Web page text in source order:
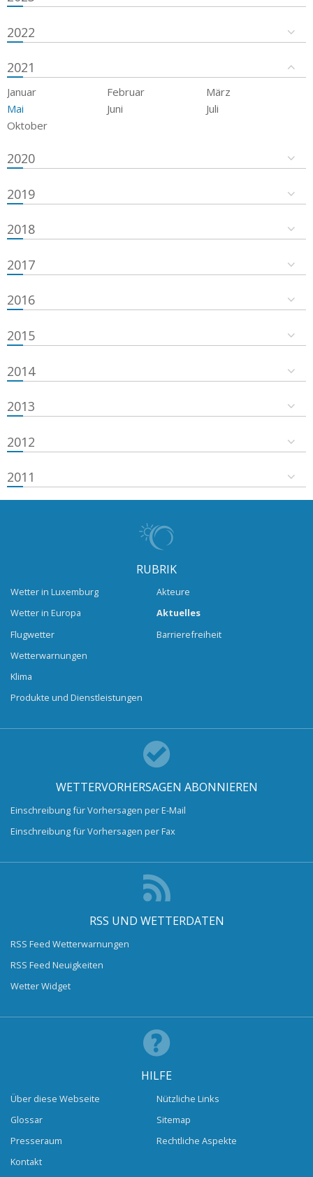
2022
2021
Januar Februar
März
Mai
Juni
Juli
Oktober
2020
2019
2018
2017
2016
2015
2014
2013
2012
2011
RUBRIK
Wetter in Luxemburg
Wetter in Europa
Flugwetter
Wetterwarnungen
Klima
Produkte und Dienstleistungen
Akteure
Aktuelles
Barrierefreiheit
WETTERVORHERSAGEN ABONNIEREN
Einschreibung für Vorhersagen per E-Mail
Einschreibung für Vorhersagen per Fax
RSS UND WETTERDATEN
RSS Feed Wetterwarnungen
RSS Feed Neuigkeiten
Wetter Widget
HILFE
Über diese Webseite
Glossar
Presseraum
Kontakt
Nützliche Links
Sitemap
Rechtliche Aspekte